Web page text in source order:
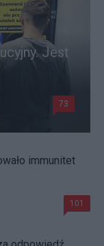
Jest
73
immunitet
101